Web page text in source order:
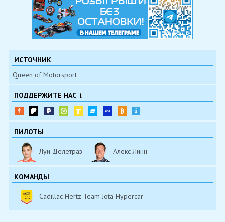
ИСТОЧНИК
Queen of Motorsport
ПОДДЕРЖИТЕ НАС
ПИЛОТЫ
Луи Делетраз Алекс Линн
КОМАНДЫ
Cadillac Hertz Team Jota Hypercar